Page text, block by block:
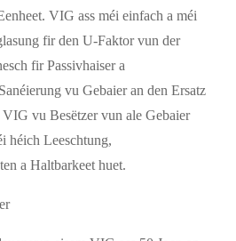
VIG ass méi einfach a méi
fir den U-Faktor vun der
fir Passivhaiser a
vu Gebaier an den Ersatz
vu Besëtzer vun ale Gebaier
héich Leeschtung,
a Haltbarkeet huet.